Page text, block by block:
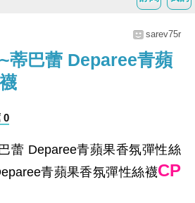
sarev75r
蒂巴蕾 Deparee青蘋
0
蕾 Deparee青蘋果香氛彈性絲
青蘋果香氛彈性絲襪CP